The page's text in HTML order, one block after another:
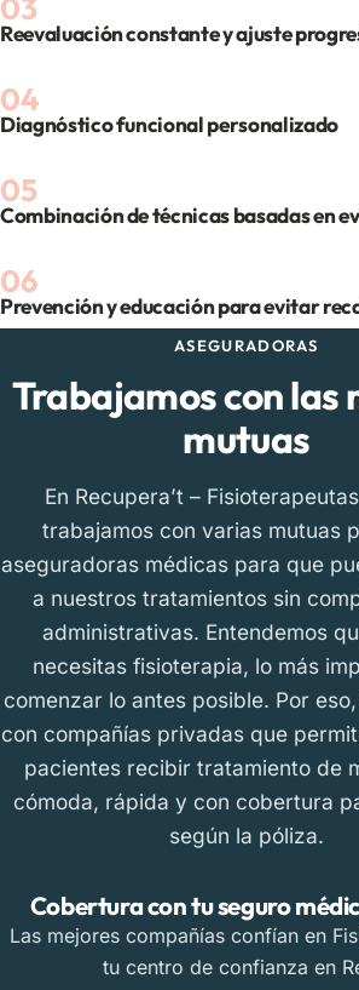
Reevaluación constante y ajuste
Diagnóstico funcional personalizado
Combinación de técnicas basadas en
Prevención y educación para evitar
ASEGURADORAS
Trabajamos con las
mutuas
En Recupera’t –
trabajamos con varias mutuas
aseguradoras médicas para que
a nuestros tratamientos sin
administrativas. Entendemos
necesitas fisioterapia, lo más
comenzar lo antes posible. Por
con compañías privadas que
pacientes recibir tratamiento de
cómoda, rápida y con cobertura
según la póliza.
Cobertura con tu seguro
Las mejores compañías confían en
tu centro de confianza en